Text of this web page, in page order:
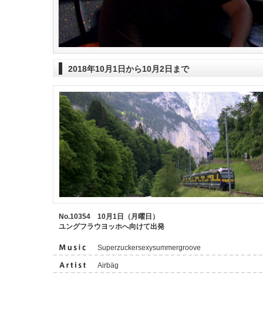
2018年10月1日から10月2日まで
No.10354 10月1日（月曜日）
ユングフラウヨッホへ向けて出発
Superzuckersexysummergroove
Airbäg